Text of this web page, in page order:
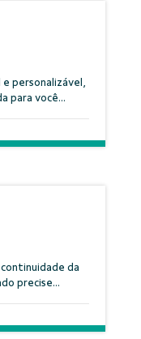
personalizável,
para você...
da
precise...